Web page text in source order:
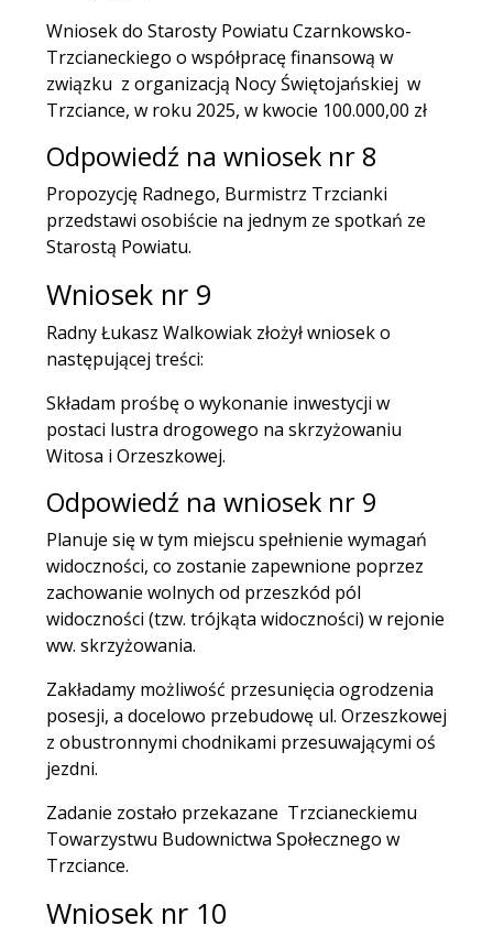
Wniosek do Starosty Powiatu Czarnkowsko-
Trzcianeckiego o współpracę finansową w
związku z organizacją Nocy Świętojańskiej w
Trzciance, w roku 2025, w kwocie 100.000,00 zł
Odpowiedź na wniosek nr 8
Propozycję Radnego, Burmistrz Trzcianki
przedstawi osobiście na jednym ze spotkań ze
Starostą Powiatu.
Wniosek nr 9
Radny Łukasz Walkowiak złożył wniosek o
następującej treści:
Składam prośbę o wykonanie inwestycji w
postaci lustra drogowego na skrzyżowaniu
Witosa i Orzeszkowej.
Odpowiedź na wniosek nr 9
Planuje się w tym miejscu spełnienie wymagań
widoczności, co zostanie zapewnione poprzez
zachowanie wolnych od przeszkód pól
widoczności (tzw. trójkąta widoczności) w rejonie
ww. skrzyżowania.
Zakładamy możliwość przesunięcia ogrodzenia
posesji, a docelowo przebudowę ul. Orzeszkowej
z obustronnymi chodnikami przesuwającymi oś
jezdni.
Zadanie zostało przekazane Trzcianeckiemu
Towarzystwu Budownictwa Społecznego w
Trzciance.
Wniosek nr 10